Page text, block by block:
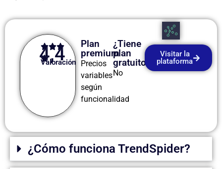
4,4
Valoración
Plan
premium
Precios
variables
según
funcionalidad
¿Tiene
plan
gratuito?
No
Visitar la
plataforma
¿Cómo funciona TrendSpider?